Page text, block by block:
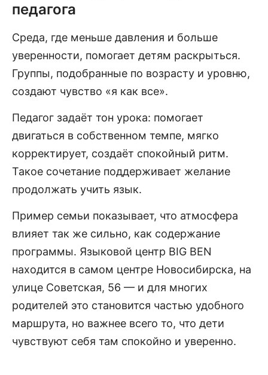
педагога
Среда, где меньше давления и больше
уверенности, помогает детям раскрыться.
Группы, подобранные по возрасту и уровню,
создают чувство «я как все».
Педагог задаёт тон урока: помогает
двигаться в собственном темпе, мягко
корректирует, создаёт спокойный ритм.
Такое сочетание поддерживает желание
продолжать учить язык.
Пример семьи показывает, что атмосфера
влияет так же сильно, как содержание
программы. Языковой центр BIG BEN
находится в самом центре Новосибирска, на
улице Советская, 56 — и для многих
родителей это становится частью удобного
маршрута, но важнее всего то, что дети
чувствуют себя там спокойно и уверенно.